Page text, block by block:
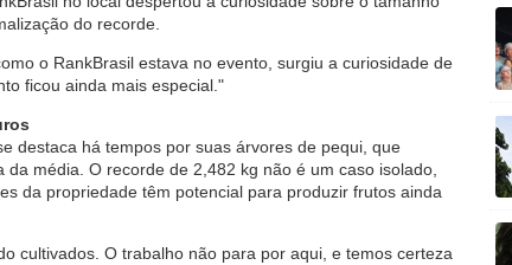
do recorde.
o RankBrasil estava no evento, surgiu a curiosidade de
ficou ainda mais especial."
destaca há tempos por suas árvores de pequi, que
média. O recorde de 2,482 kg não é um caso isolado,
da propriedade têm potencial para produzir frutos ainda
cultivados. O trabalho não para por aqui, e temos certeza